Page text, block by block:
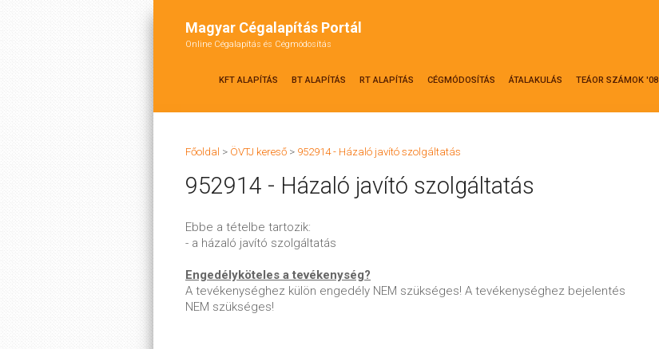
Magyar Cégalapítás Portál
Online Cégalapítás és Cégmódosítás
KFT ALAPÍTÁS BT ALAPÍTÁS RT ALAPÍTÁS CÉGMÓDOSÍTÁS ÁTALAKULÁS TEÁOR SZÁMOK '08
Főoldal > ÖVTJ kereső > 952914 - Házaló javító szolgáltatás
952914 - Házaló javító szolgáltatás
Ebbe a tételbe tartozik:
- a házaló javító szolgáltatás
Engedélyköteles a tevékenység?
A tevékenységhez külön engedély NEM szükséges! A tevékenységhez bejelentés
NEM szükséges!